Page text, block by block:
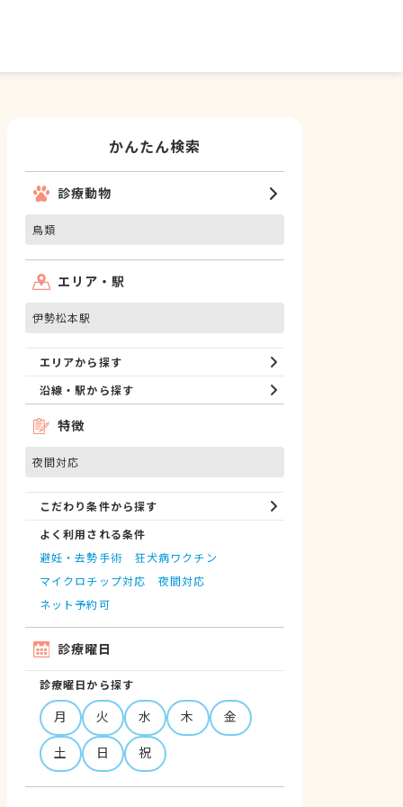
かんたん検索
診療動物
鳥類
エリア・駅
伊勢松本駅
エリアから探す
沿線・駅から探す
特徴
夜間対応
こだわり条件から探す
よく利用される条件
避妊・去勢手術
狂犬病ワクチン
マイクロチップ対応
夜間対応
ネット予約可
診療曜日
診療曜日から探す
月 火 水 木
金
土
日 祝